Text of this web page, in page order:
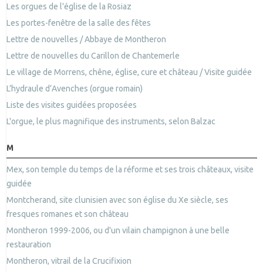
Les orgues de l'église de la Rosiaz
Les portes-fenêtre de la salle des fêtes
Lettre de nouvelles / Abbaye de Montheron
Lettre de nouvelles du Carillon de Chantemerle
Le village de Morrens, chêne, église, cure et château / Visite guidée
L’hydraule d’Avenches (orgue romain)
Liste des visites guidées proposées
L'orgue, le plus magnifique des instruments, selon Balzac
M
Mex, son temple du temps de la réforme et ses trois châteaux, visite
guidée
Montcherand, site clunisien avec son église du Xe siècle, ses
fresques romanes et son château
Montheron 1999-2006, ou d'un vilain champignon à une belle
restauration
Montheron, vitrail de la Crucifixion